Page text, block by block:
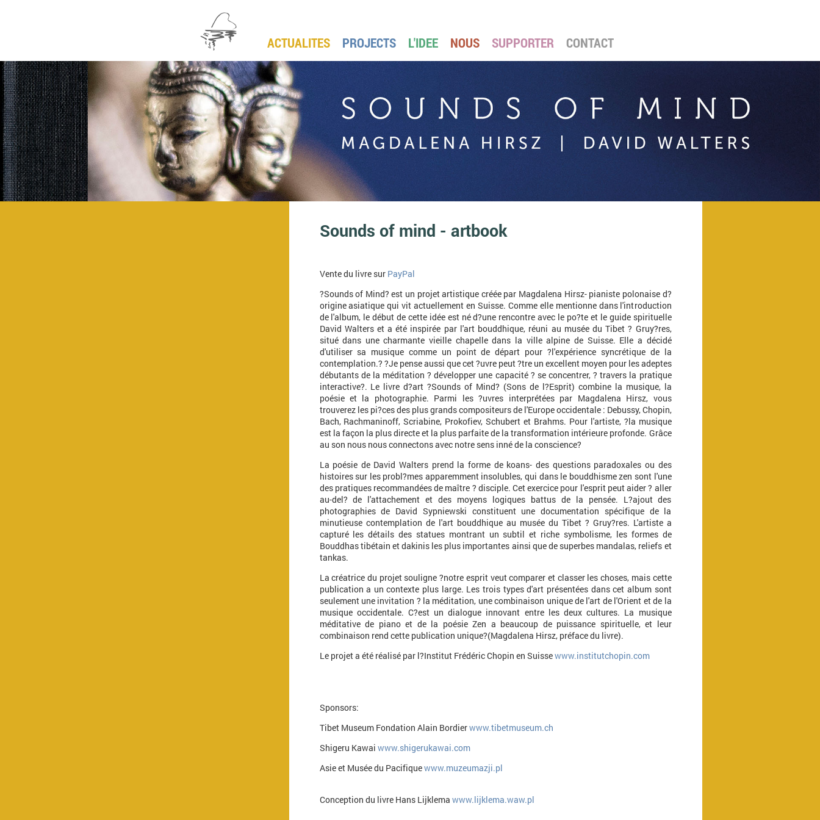
ACTUALITES PROJECTS L'IDEE NOUS SUPPORTER CONTACT
Sounds of mind - artbook
Vente du livre sur PayPal
?Sounds of Mind? est un projet artistique créée par Magdalena Hirsz- pianiste polonaise d?
origine asiatique qui vit actuellement en Suisse. Comme elle mentionne dans l'introduction
de l'album, le début de cette idée est né d?une rencontre avec le po?te et le guide spirituelle
David Walters et a été inspirée par l'art bouddhique, réuni au musée du Tibet ? Gruy?res,
situé dans une charmante vieille chapelle dans la ville alpine de Suisse. Elle a décidé
d'utiliser sa musique comme un point de départ pour ?l'expérience syncrétique de la
contemplation.? ?Je pense aussi que cet ?uvre peut ?tre un excellent moyen pour les adeptes
débutants de la méditation ? développer une capacité ? se concentrer, ? travers la pratique
interactive?. Le livre d?art ?Sounds of Mind? (Sons de l?Esprit) combine la musique, la
poésie et la photographie. Parmi les ?uvres interprétées par Magdalena Hirsz, vous
trouverez les pi?ces des plus grands compositeurs de l'Europe occidentale : Debussy, Chopin,
Bach, Rachmaninoff, Scriabine, Prokofiev, Schubert et Brahms. Pour l'artiste, ?la musique
est la façon la plus directe et la plus parfaite de la transformation intérieure profonde. Grâce
au son nous nous connectons avec notre sens inné de la conscience?
La poésie de David Walters prend la forme de koans- des questions paradoxales ou des
histoires sur les probl?mes apparemment insolubles, qui dans le bouddhisme zen sont l'une
des pratiques recommandées de maître ? disciple. Cet exercice pour l'esprit peut aider ? aller
au-del? de l'attachement et des moyens logiques battus de la pensée. L?ajout des
photographies de David Sypniewski constituent une documentation spécifique de la
minutieuse contemplation de l'art bouddhique au musée du Tibet ? Gruy?res. L'artiste a
capturé les détails des statues montrant un subtil et riche symbolisme, les formes de
Bouddhas tibétain et dakinis les plus importantes ainsi que de superbes mandalas, reliefs et
tankas.
La créatrice du projet souligne ?notre esprit veut comparer et classer les choses, mais cette
publication a un contexte plus large. Les trois types d'art présentées dans cet album sont
seulement une invitation ? la méditation, une combinaison unique de l'art de l'Orient et de la
musique occidentale. C?est un dialogue innovant entre les deux cultures. La musique
méditative de piano et de la poésie Zen a beaucoup de puissance spirituelle, et leur
combinaison rend cette publication unique?(Magdalena Hirsz, préface du livre).
Le projet a été réalisé par l?Institut Frédéric Chopin en Suissewww.institutchopin.com
Sponsors:
Tibet Museum Fondation Alain Bordierwww.tibetmuseum.ch
Shigeru Kawai www.shigerukawai.com
Asie et Musée du Pacifiquewww.muzeumazji.pl
Conception du livre Hans Lijklema www.lijklema.waw.pl